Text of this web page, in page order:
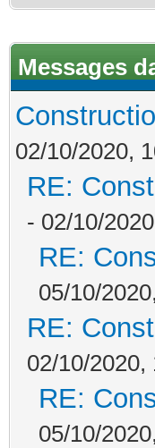
Messages
02/10/2020,
RE:
- 02/10/
RE:
05/10/
RE:
02/10/2020,
RE:
05/10/